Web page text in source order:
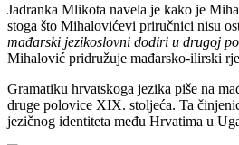
Jadranka Mlikota navela je kako je
stoga što Mihalovićevi priručnici nisu
mađarski jezikoslovni dodiri u drugoj
Mihalović pridružuje mađarsko-ilirski
Gramatiku hrvatskoga jezika piše na
druge polovice XIX. stoljeća. Ta
jezičnog identiteta među Hrvatima u